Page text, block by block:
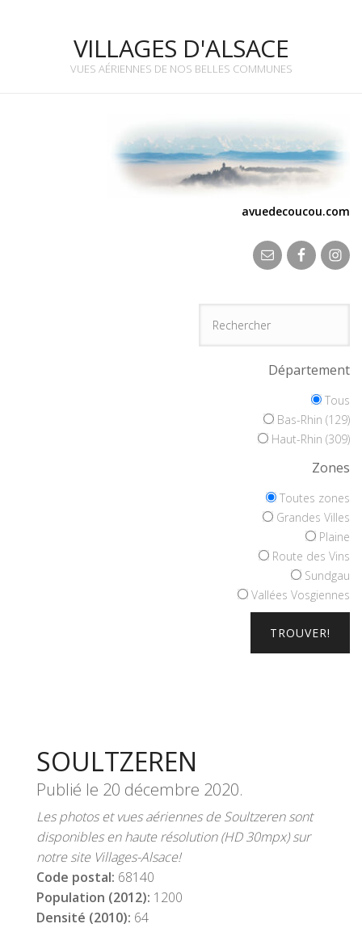
VILLAGES D'ALSACE
VUES AÉRIENNES DE NOS BELLES COMMUNES
avuedecoucou.com
Département
Tous
Bas-Rhin (129)
Haut-Rhin (309)
Zones
Toutes zones
Grandes Villes
Plaine
Route des Vins
Sundgau
Vallées Vosgiennes
SOULTZEREN
Publié le 20 décembre 2020.
Les photos et vues aériennes de Soultzeren sont
disponibles en haute résolution (HD 30mpx) sur
notre site Villages-Alsace!
Code postal: 68140
Population (2012): 1200
Densité (2010): 64